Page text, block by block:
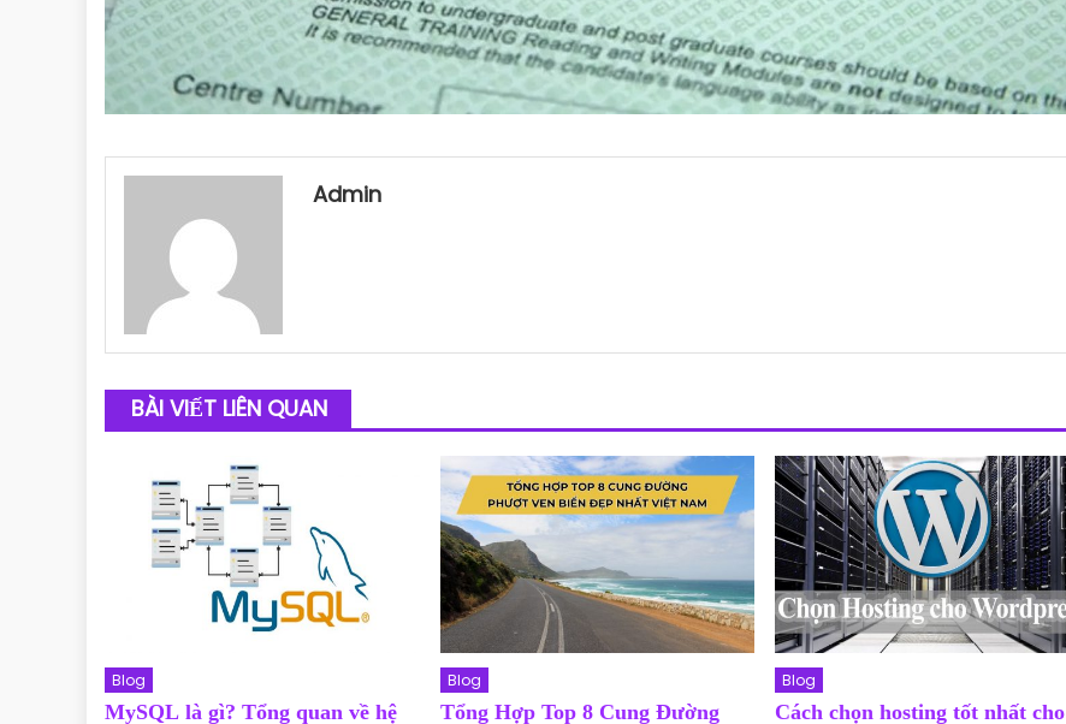
Admin
BÀI VIẾT LIÊN QUAN
Blog
MySQL là gì? Tổng quan về hệ
Blog
Tổng Hợp Top 8 Cung Đường
Blog
Cách chọn hosting tốt nhất cho